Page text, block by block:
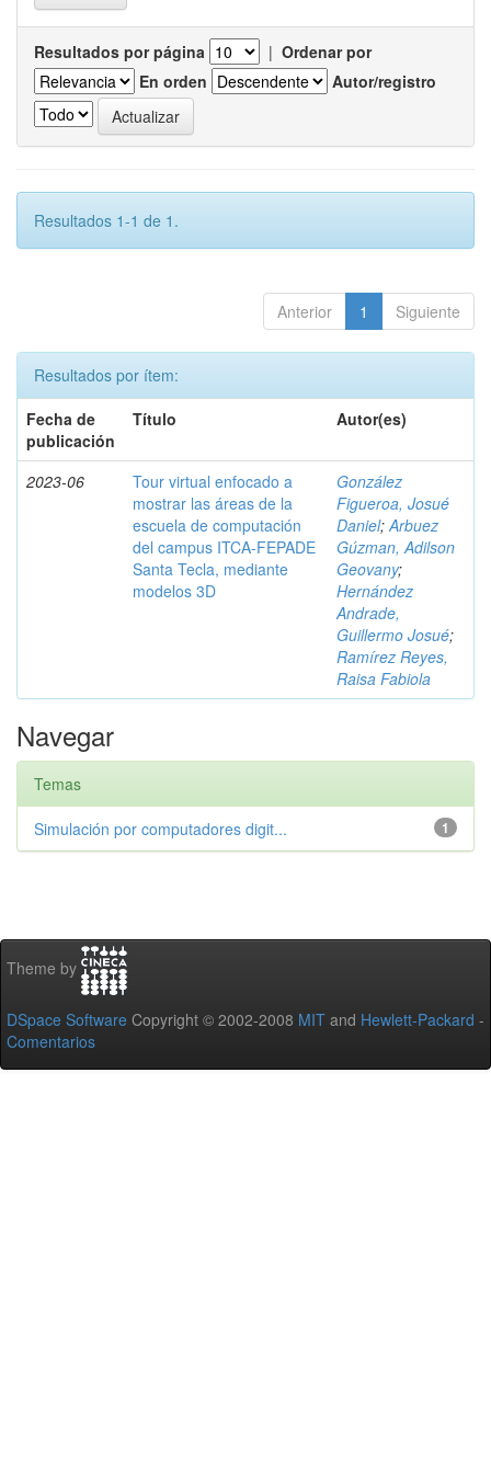
Resultados por página | Ordenar por
En orden
Autor/registro
Resultados 1-1 de 1.
Anterior 1 Siguiente
Resultados por ítem:
Fecha de
publicación
Título Autor(es)
2023-06
Tour virtual enfocado a
mostrar las áreas de la
escuela de computación
del campus ITCA-FEPADE
Santa Tecla, mediante
modelos 3D
González
Figueroa, Josué
Daniel;Arbuez
Gúzman, Adilson
Geovany;
Hernández
Andrade,
Guillermo Josué;
Ramírez Reyes,
Raisa Fabiola
Navegar
Temas
1
Simulación por computadores digit...
Theme by
DSpace Software Copyright © 2002-2008 MIT and Hewlett-Packard -
Comentarios